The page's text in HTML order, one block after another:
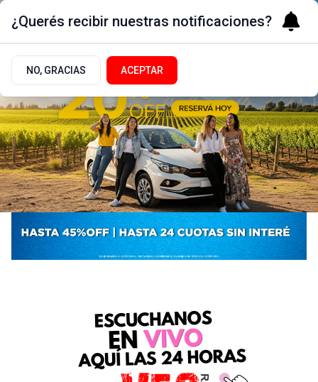
¿Querés recibir nuestras notificaciones?
NO, GRACIAS ACEPTAR